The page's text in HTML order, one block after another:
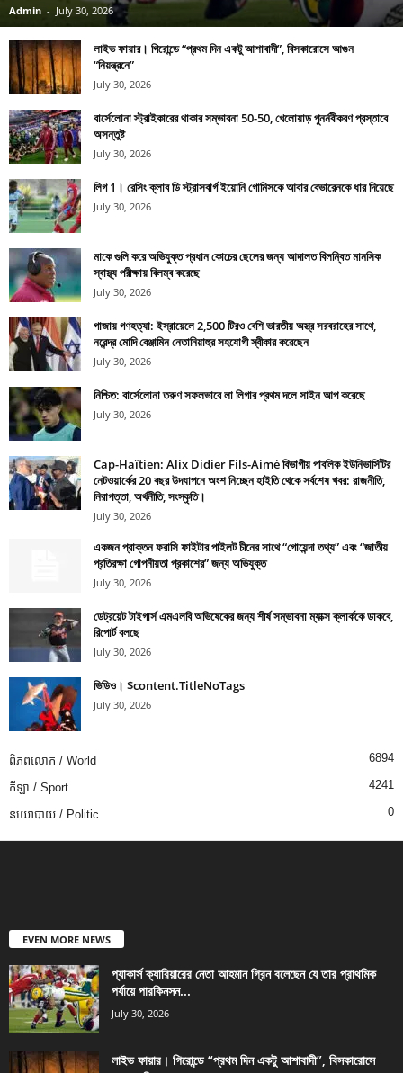
Admin - July 30, 2026
লাইভ ফায়ার। গিরোন্ডে “প্রথম দিন একটু আশাবাদী”, বিসকারোসে আগুন
“নিয়ন্ত্রনে”
July 30, 2026
বার্সেলোনা স্ট্রাইকারের থাকার সম্ভাবনা 50-50, খেলোয়াড় পুনর্নবীকরণ প্রস্তাবে
অসন্তুষ্ট
July 30, 2026
লিগ 1। রেসিং ক্লাব ডি স্ট্রাসবার্গ ইয়োনি গোমিসকে আবার বেভারেনকে ধার দিয়েছে
July 30, 2026
মাকে গুলি করে অভিযুক্ত প্রধান কোচের ছেলের জন্য আদালত বিলম্বিত মানসিক
স্বাস্থ্য পরীক্ষায় বিলম্ব করেছে
July 30, 2026
গাজায় গণহত্যা: ইস্রায়েলে 2,500 টিরও বেশি ভারতীয় অস্ত্র সরবরাহের সাথে,
নরেন্দ্র মোদি বেঞ্জামিন নেতানিয়াহুর সহযোগী স্বীকার করেছেন
July 30, 2026
নিশ্চিত: বার্সেলোনা তরুণ সফলভাবে লা লিগার প্রথম দলে সাইন আপ করেছে
July 30, 2026
Cap-Haïtien: Alix Didier Fils-Aimé বিভাগীয় পাবলিক ইউনিভার্সিটির
নেটওয়ার্কের 20 বছর উদযাপনে অংশ নিচ্ছেন হাইতি থেকে সর্বশেষ খবর: রাজনীতি,
নিরাপত্তা, অর্থনীতি, সংস্কৃতি।
July 30, 2026
একজন প্রাক্তন ফরাসি ফাইটার পাইলট চীনের সাথে “গোয়েন্দা তথ্য” এবং “জাতীয়
প্রতিরক্ষা গোপনীয়তা প্রকাশের” জন্য অভিযুক্ত
July 30, 2026
ডেট্রয়েট টাইগার্স এমএলবি অভিষেকের জন্য শীর্ষ সম্ভাবনা ম্যাক্স ক্লার্ককে ডাকবে,
রিপোর্ট বলছে
July 30, 2026
ভিডিও। $content.TitleNoTags
July 30, 2026
ពិភពលោក / World 6894
កីឡា / Sport 4241
នយោបាយ / Politic 0
EVEN MORE NEWS
প্যাকার্স ক্যারিয়ারের নেতা আহমান গ্রিন বলেছেন যে তার প্রাথমিক
পর্যায়ে পারকিনসন...
July 30, 2026
লাইভ ফায়ার। গিরোন্ডে “প্রথম দিন একটু আশাবাদী”, বিসকারোসে